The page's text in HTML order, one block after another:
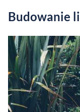
Budowanie